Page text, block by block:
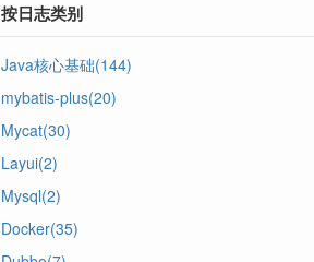
按日志类别
Java核心基础(144)
mybatis-plus(20)
Mycat(30)
Layui(2)
Mysql(2)
Docker(35)